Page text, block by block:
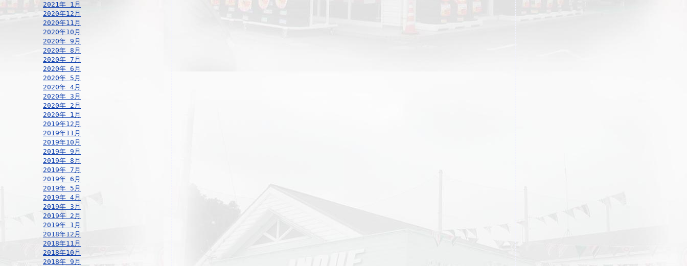
2021年 1月
2020年12月
2020年11月
2020年10月
2020年 9月
2020年 8月
2020年 7月
2020年 6月
2020年 5月
2020年 4月
2020年 3月
2020年 2月
2020年 1月
2019年12月
2019年11月
2019年10月
2019年 9月
2019年 8月
2019年 7月
2019年 6月
2019年 5月
2019年 4月
2019年 3月
2019年 2月
2019年 1月
2018年12月
2018年11月
2018年10月
2018年 9月